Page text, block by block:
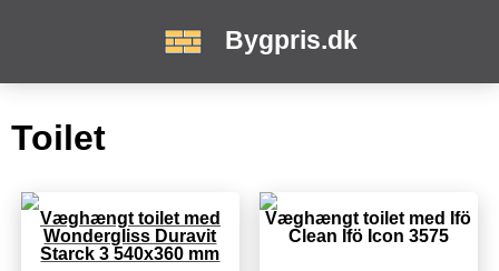
Bygpris.dk
Toilet
Væghængt toilet med
Wondergliss Duravit
Starck 3 540x360 mm
Væghængt toilet med Ifö
Clean Ifö Icon 3575